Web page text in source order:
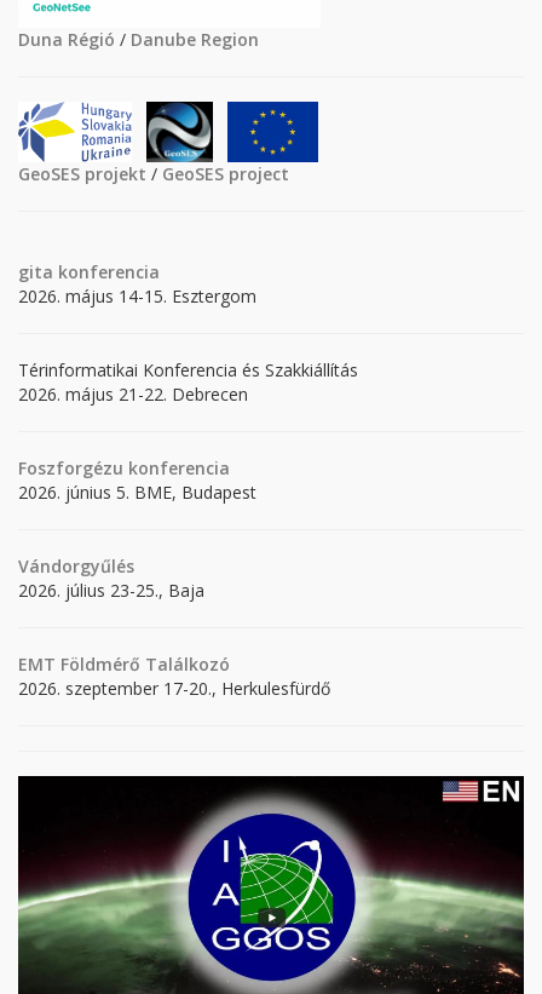
Duna Régió / Danube Region
GeoSES projekt / GeoSES project
gita konferencia
2026. május 14-15. Esztergom
Térinformatikai Konferencia és Szakkiállítás
2026. május 21-22. Debrecen
Foszforgézu konferencia
2026. június 5. BME, Budapest
Vándorgyűlés
2026. július 23-25., Baja
EMT Földmérő Találkozó
2026. szeptember 17-20., Herkulesfürdő